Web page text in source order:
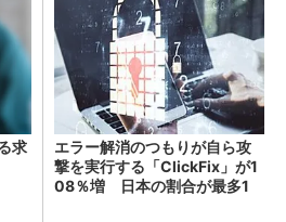
求
エラー解消のつもりが自ら攻
撃を実行する「ClickFix」が1
08％増 日本の割合が最多1